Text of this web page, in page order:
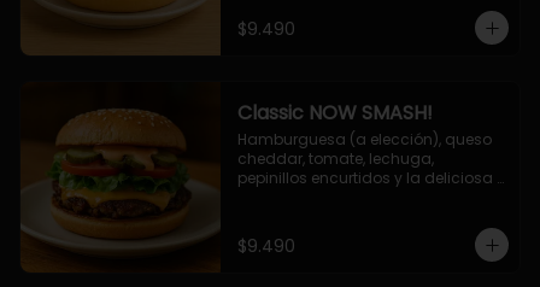
$9.490
Classic NOW SMASH!
Hamburguesa (a elección), queso
cheddar, tomate, lechuga,
pepinillos encurtidos y la deliciosa
$9.490